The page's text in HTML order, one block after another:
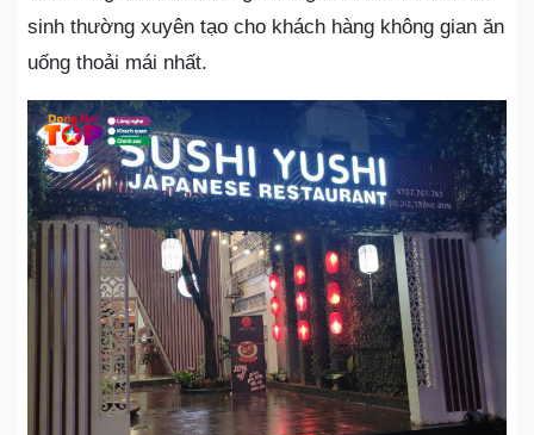
sinh thường xuyên tạo cho khách hàng không gian ăn
uống thoải mái nhất.